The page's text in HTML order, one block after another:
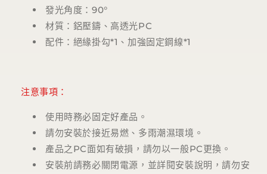
發光角度： 90°
材質：鋁壓鑄、高透光PC
配件：絕緣掛勾*1 、加強固定鋼線*1
注意事項：
使用時務必固定好產品。
請勿安裝於接近易燃、多雨潮濕環境。
產品之 PC面如有破損，請勿以一般PC更換。
安裝前請務必關閉電源，並詳閱安裝說明，請勿安